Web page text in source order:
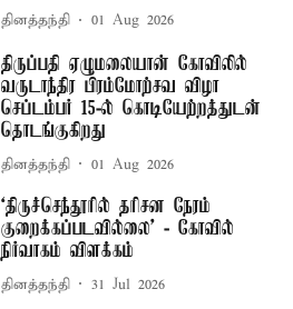
தினத்தந்தி 01 Aug 2026
திருப்பதி ஏழுமலையான் கோவிலில்
வருடாந்திர பிரம்மோற்சவ விழா
செப்டம்பர் 15-ல் கொடியேற்றத்துடன்
தொடங்குகிறது
தினத்தந்தி 01 Aug 2026
‘திருச்செந்தூரில் தரிசன நேரம்
குறைக்கப்படவில்லை’ - கோவில்
நிர்வாகம் விளக்கம்
தினத்தந்தி 31 Jul 2026